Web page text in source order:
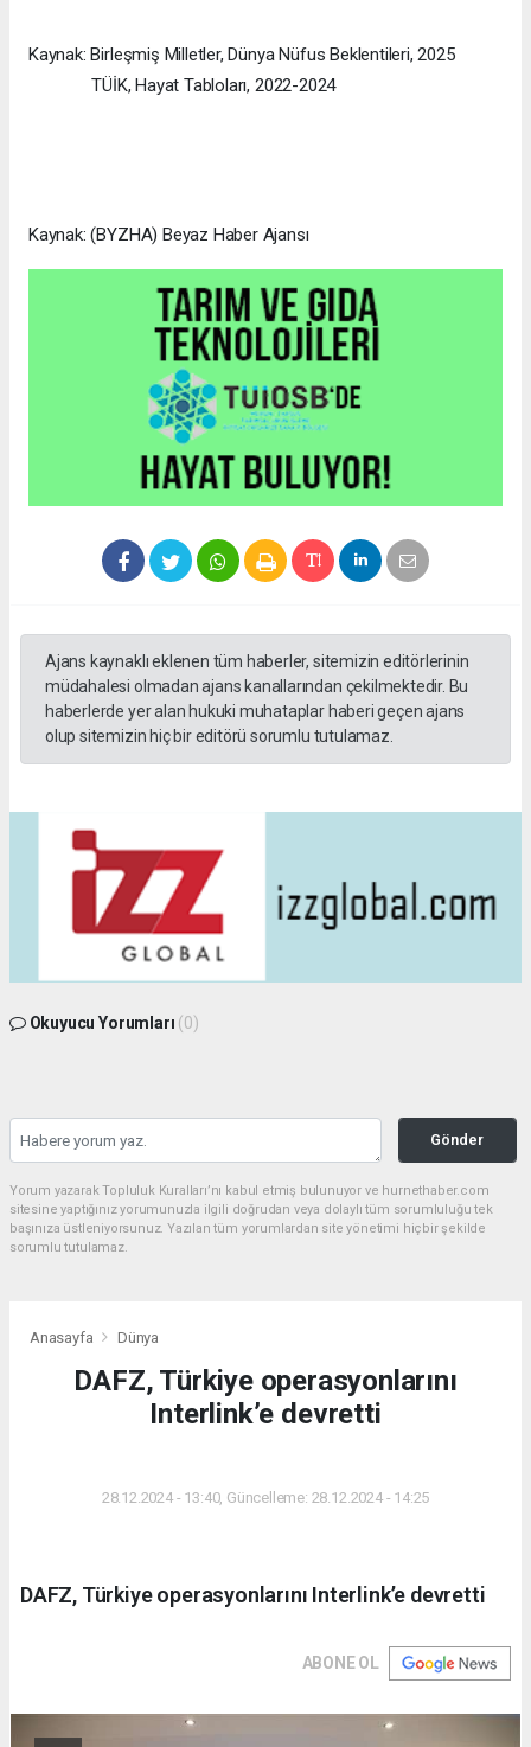
Kaynak: Birleşmiş Milletler, Dünya Nüfus Beklentileri, 2025
TÜİK, Hayat Tabloları, 2022-2024
Kaynak: (BYZHA) Beyaz Haber Ajansı
Ajans kaynaklı eklenen tüm haberler, sitemizin editörlerinin
müdahalesi olmadan ajans kanallarından çekilmektedir. Bu
haberlerde yer alan hukuki muhataplar haberi geçen ajans
olup sitemizin hiç bir editörü sorumlu tutulamaz.
Okuyucu Yorumları (0)
Gönder
Yorum yazarak Topluluk Kuralları’nı kabul etmiş bulunuyor ve hurnethaber.com
sitesine yaptığınız yorumunuzla ilgili doğrudan veya dolaylı tüm sorumluluğu tek
başınıza üstleniyorsunuz. Yazılan tüm yorumlardan site yönetimi hiçbir şekilde
sorumlu tutulamaz.
Anasayfa Dünya
DAFZ, Türkiye operasyonlarını
Interlink’e devretti
28.12.2024 - 13:40, Güncelleme: 28.12.2024 - 14:25
DAFZ, Türkiye operasyonlarını Interlink’e devretti
ABONE OL